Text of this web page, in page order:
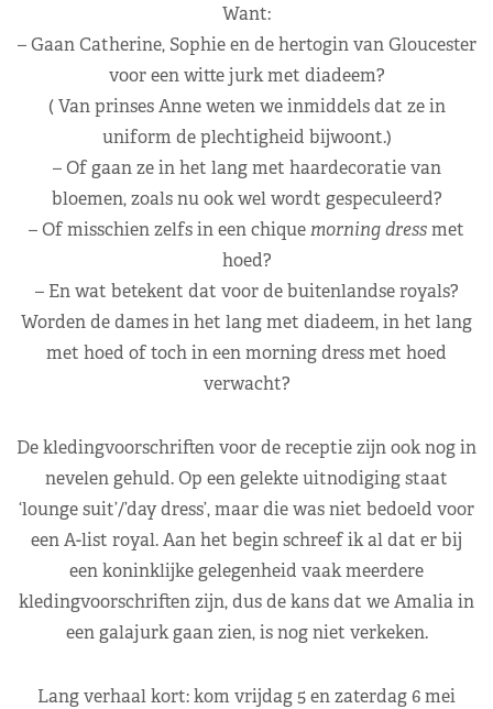
Want:
– Gaan Catherine, Sophie en de hertogin van Gloucester
voor een witte jurk met diadeem?
( Van prinses Anne weten we inmiddels dat ze in
uniform de plechtigheid bijwoont.)
– Of gaan ze in het lang met haardecoratie van
bloemen, zoals nu ook wel wordt gespeculeerd?
– Of misschien zelfs in een chiquemorning dressmet
hoed?
– En wat betekent dat voor de buitenlandse royals?
Worden de dames in het lang met diadeem, in het lang
met hoed of toch in een morning dress met hoed
verwacht?
De kledingvoorschriften voor de receptie zijn ook nog in
nevelen gehuld. Op een gelekte uitnodiging staat
‘lounge suit’/’day dress’, maar die was niet bedoeld voor
een A-list royal. Aan het begin schreef ik al dat er bij
een koninklijke gelegenheid vaak meerdere
kledingvoorschriften zijn, dus de kans dat we Amalia in
een galajurk gaan zien, is nog niet verkeken.
Lang verhaal kort: kom vrijdag 5 en zaterdag 6 mei